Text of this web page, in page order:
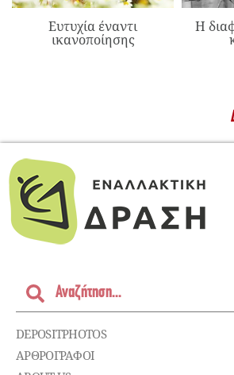
Ευτυχία έναντι
ικανοποίησης
Η
DEPOSITPHOTOS
ΑΡΘΡΟΓΡΑΦΟΙ